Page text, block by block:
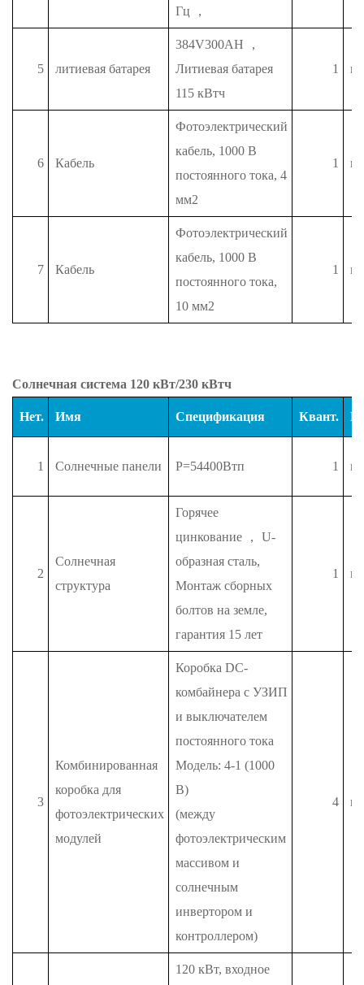
Гц ，
5 литиевая батарея
384V300AH
，
Литиевая батарея
115 кВтч
1 п
6 Кабель
Фотоэлектрический
кабель, 1000 В
постоянного тока, 4
мм2
1 п
7 Кабель
Фотоэлектрический
кабель, 1000 В
постоянного тока,
10 мм2
1 п
Солнечная система 120 кВт/230 кВтч
Нет. Имя Спецификация Квант.
1 Солнечные панели P=54400Втп 1 п
2
Солнечная
структура
Горячее
цинкование
， U-
образная сталь,
Монтаж сборных
болтов на земле,
гарантия 15 лет
1 п
3
Комбинированная
коробка для
фотоэлектрических
модулей
Коробка DC-
комбайнера с УЗИП
и выключателем
постоянного тока
Модель: 4-1 (1000
В)
(между
фотоэлектрическим
массивом и
солнечным
инвертором и
контроллером)
4 п
120 кВт, входное